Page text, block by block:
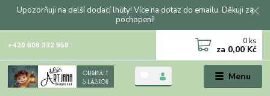
Upozorňuji na delší dodací lhůty! Více na dotaz do emailu. Děkuji za
pochopení!
Menu
+420 608 332 958 0 ks
za 0,00 Kč